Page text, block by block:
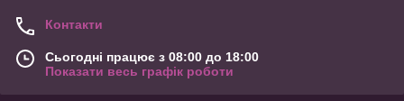
Контакти
Сьогодні працює з 08:00 до 18:00
Показати весь графік роботи